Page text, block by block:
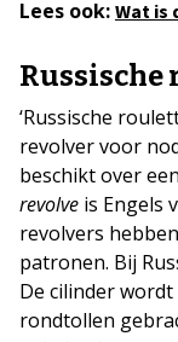
Lees ook: Wat is
Russische
‘Russische
revolver voor
beschikt over
revolve is Engels
revolvers
patronen. Bij
De cilinder
rondtollen